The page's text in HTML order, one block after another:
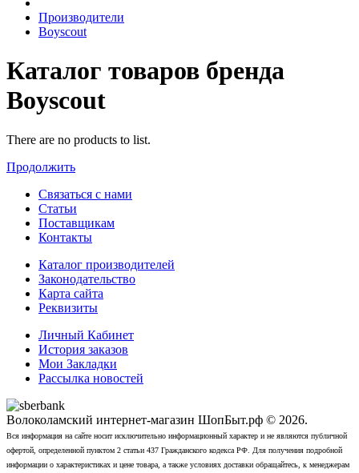
Производители
Boyscout
Каталог товаров бренда
Boyscout
There are no products to list.
Продолжить
Связаться с нами
Статьи
Поставщикам
Контакты
Каталог производителей
Законодательство
Карта сайта
Реквизиты
Личный Кабинет
История заказов
Мои Закладки
Рассылка новостей
Волоколамский интернет-магазин ШопБыт.рф © 2026.
Вся информация на сайте носит исключительно информационный характер и не являются публичной
офертой, определенной пунктом 2 статьи 437 Гражданского кодекса РФ. Для получения подробной
информации о характеристиках и цене товара, а также условиях доставки обращайтесь, к менеджерам